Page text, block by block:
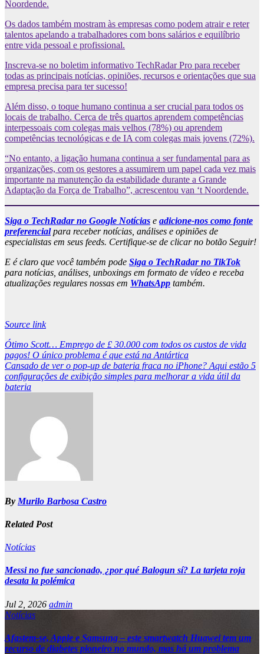
Noordende.
Os dados também mostram às empresas como podem atrair e reter
talentos apelando a trabalhadores com bons salários e equilíbrio
entre vida pessoal e profissional.
Inscreva-se no boletim informativo TechRadar Pro para receber
todas as principais notícias, opiniões, recursos e orientações que sua
empresa precisa para ter sucesso!
Além disso, o toque humano continua a ser crucial para todos os
locais de trabalho. Cerca de três quartos aprendem competências
interpessoais com colegas mais velhos (78%) ou aprendem
competências tecnológicas e de IA com colegas mais jovens (72%).
“No entanto, a ligação humana continua a ser fundamental para as
organizações, com os gestores a assumirem um papel cada vez mais
importante na manutenção da estabilidade durante a Grande
Adaptação da Força de Trabalho”, acrescentou van ‘t Noordende.
Siga o TechRadar no Google Notícias e adicione-nos como fonte
preferencialpara receber notícias, análises e opiniões de
especialistas em seus feeds. Certifique-se de clicar no botão Seguir!
E é claro que você também pode Siga o TechRadar no TikTok
para notícias, análises, unboxings em formato de vídeo e receba
atualizações regulares nossas em WhatsApp também.
Source link
Post
navigation
Ótimo Scott… Emprego de £ 30.000 com todos os custos de vida
pagos! O único problema é que está na Antártica
Cansado de ver o pop-up de bateria fraca no iPhone? Aqui estão 5
configurações de exibição simples para melhorar a vida útil da
bateria
By Murilo Barbosa Castro
Related Post
Notícias
Messi no fue sancionado, ¿por qué Balogun sí? La tarjeta roja
desata la polémica
Jul 2, 2026 admin
Notícias
Afastem-se, Apple e Samsung – este smartwatch Huawei tem um
recurso de diabetes pioneiro no mundo, mas há um problema